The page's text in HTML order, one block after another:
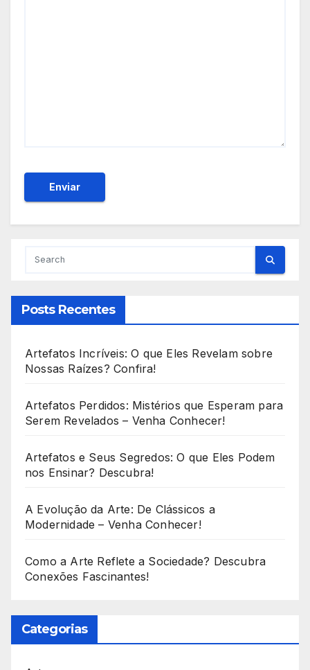
Posts Recentes
Artefatos Incríveis: O que Eles Revelam sobre
Nossas Raízes? Confira!
Artefatos Perdidos: Mistérios que Esperam para
Serem Revelados – Venha Conhecer!
Artefatos e Seus Segredos: O que Eles Podem
nos Ensinar? Descubra!
A Evolução da Arte: De Clássicos a
Modernidade – Venha Conhecer!
Como a Arte Reflete a Sociedade? Descubra
Conexões Fascinantes!
Categorias